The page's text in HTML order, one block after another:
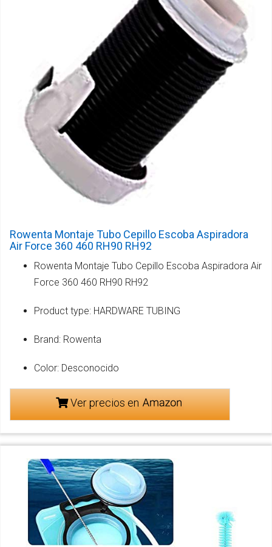
Rowenta Montaje Tubo Cepillo Escoba Aspiradora
Air Force 360 460 RH90 RH92
Rowenta Montaje Tubo Cepillo Escoba Aspiradora Air
Force 360 460 RH90 RH92
Product type: HARDWARE TUBING
Brand: Rowenta
Color: Desconocido
Ver precios en